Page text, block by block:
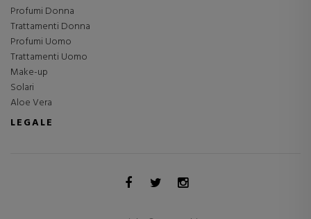
Profumi Donna
Trattamenti Donna
Profumi Uomo
Trattamenti Uomo
Make-up
Solari
Aloe Vera
LEGALE